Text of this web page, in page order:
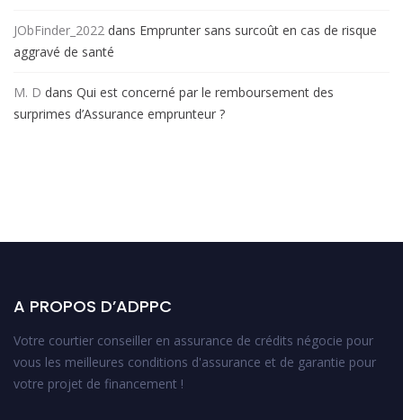
JObFinder_2022 dans Emprunter sans surcoût en cas de risque
aggravé de santé
M. D dans Qui est concerné par le remboursement des
surprimes d’Assurance emprunteur ?
A PROPOS D’ADPPC
Votre courtier conseiller en assurance de crédits négocie pour
vous les meilleures conditions d'assurance et de garantie pour
votre projet de financement !